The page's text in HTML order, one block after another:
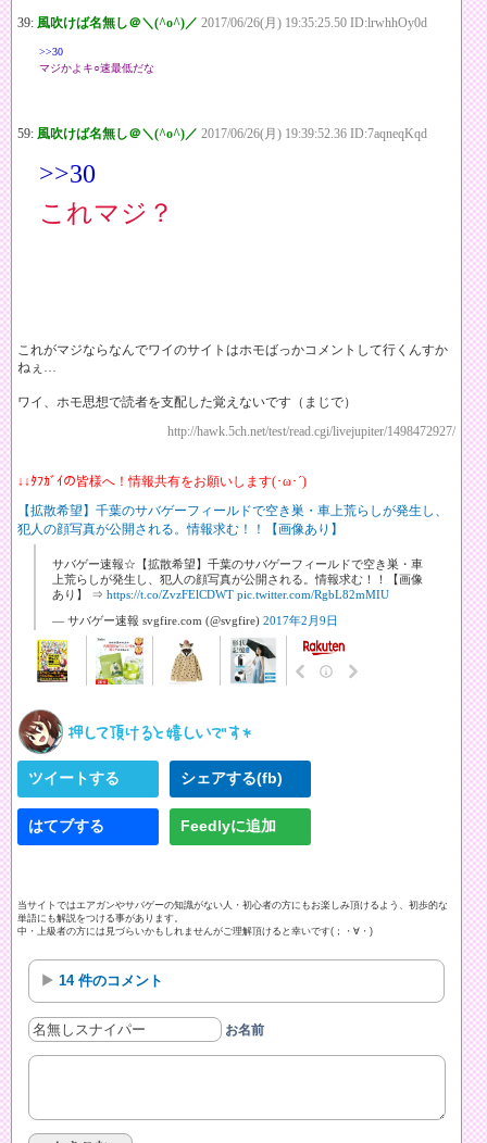
39: 風吹けば名無し＠＼(^o^)／ 2017/06/26(月) 19:35:25.50 ID:lrwhhOy0d
>>30
マジかよキ○速最低だな
59: 風吹けば名無し＠＼(^o^)／ 2017/06/26(月) 19:39:52.36 ID:7aqneqKqd
>>30
これマジ？
これがマジならなんでワイのサイトはホモばっかコメントして行くんすか
ねぇ…
ワイ、ホモ思想で読者を支配した覚えないです（まじで）
http://hawk.5ch.net/test/read.cgi/livejupiter/1498472927/
↓↓ﾀﾌｶﾞｲの皆様へ！情報共有をお願いします(･ω･´)
【拡散希望】千葉のサバゲーフィールドで空き巣・車上荒らしが発生し、
犯人の顔写真が公開される。情報求む！！【画像あり】
サバゲー速報☆【拡散希望】千葉のサバゲーフィールドで空き巣・車
上荒らしが発生し、犯人の顔写真が公開される。情報求む！！【画像
あり】 ⇒ https://t.co/ZvzFElCDWT pic.twitter.com/RgbL82mMIU
— サバゲー速報 svgfire.com (@svgfire) 2017年2月9日
ツイートする シェアする(fb)
はてブする Feedlyに追加
当サイトではエアガンやサバゲーの知識がない人・初心者の方にもお楽しみ頂けるよう、初歩的な
単語にも解説をつける事があります。
中・上級者の方には見づらいかもしれませんがご理解頂けると幸いです(；・∀・)
14 件のコメント
お名前